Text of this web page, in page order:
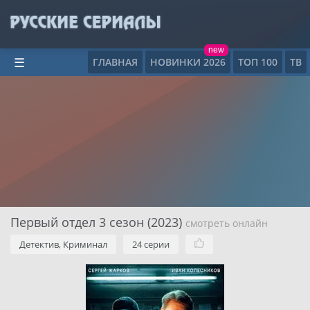
ГЛАВНАЯ НОВИНКИ 2026
new
ТОП 100 ТВ
☰
Первый отдел 3 сезон (2023) смотреть онлайн
Детектив, Криминал 24 серии